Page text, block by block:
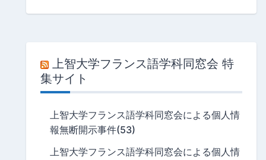
上智大学フランス語学科同窓会 特
集サイト
上智大学フランス語学科同窓会による個人情
報無断開示事件(53)
上智大学フランス語学科同窓会による個人情